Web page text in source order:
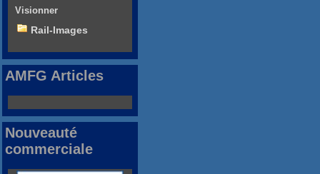
Visionner
Rail-Images
AMFG Articles
Nouveauté
commerciale